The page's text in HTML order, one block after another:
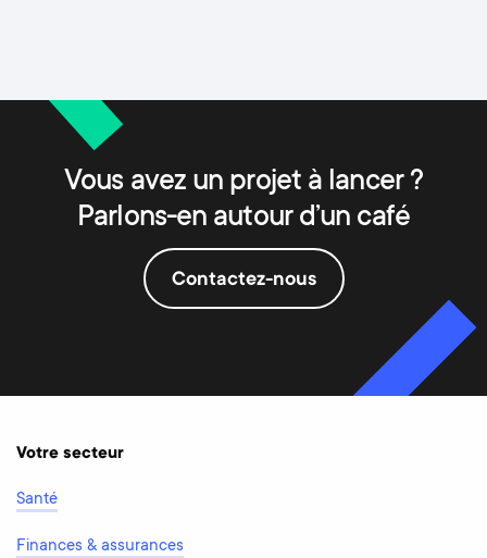
Vous avez un projet à lancer ?
Parlons-en autour d’un café
Contactez-nous
Votre secteur
Santé
Finances & assurances